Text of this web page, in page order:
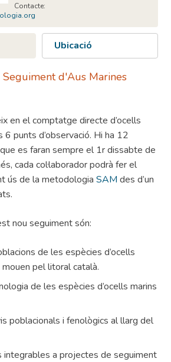
Contacte:
Ubicació
d'Aus Marines
en el comptatge directe d’ocells
6 punts d’observació. Hi ha 12
es faran sempre el 1r dissabte de
cada col·laborador podrà fer el
ús de la metodologia SAM des d’un
nou seguiment són:
de les espècies d’ocells
pel litoral català.
de les espècies d’ocells marins
poblacionals i fenològics al llarg del
integrables a projectes de seguiment